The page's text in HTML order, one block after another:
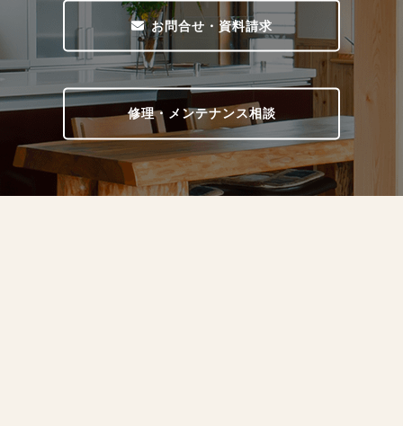
お問合せ・資料請求
修理・メンテナンス相談